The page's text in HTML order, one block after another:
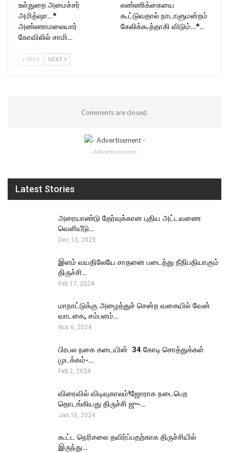
உள்துறை அமைச்சர்
அமித்ஷா…*
அண்ணாமலையார்
கோவிலில் சாமி…
எண்ணிக்கையை
கூட்டுவதால் நாடாளுமன்றம்
கேலிக்கூத்தாகி விடும்…*…
PREV NEXT
Comments are closed.
- Advertisement -
Latest Stories
அரையாண்டு தேர்வுக்கான புதிய அட்டவணை
வெளியீடு…
Dec 10, 2023
இளம் வயதிலேயே சாதனை படைத்து நீதிபதியாகும்
திருச்சி…
Feb 17, 2024
மாநாட்டுக்கு அழைத்துச் சென்ற வகையில் வேன்
வாடகை, சம்பளம்…
Nov 6, 2024
பிரபல நகை கடையின் ₹ 34 கோடி சொத்துக்கள்
முடக்கம்-…
Feb 2, 2024
விரைவில் விடிவுகாலம்!ஜோராக நடைபெற
தொடங்கியது திருச்சி ஜு-…
Jan 16, 2024
கூட்ட நெரிசலை தவிர்ப்பதற்காக திருச்சியில்
இருந்து…